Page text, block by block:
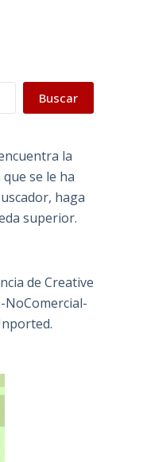
Buscar
la
se le ha
haga
superior.
de Creative
NoComercial-
.